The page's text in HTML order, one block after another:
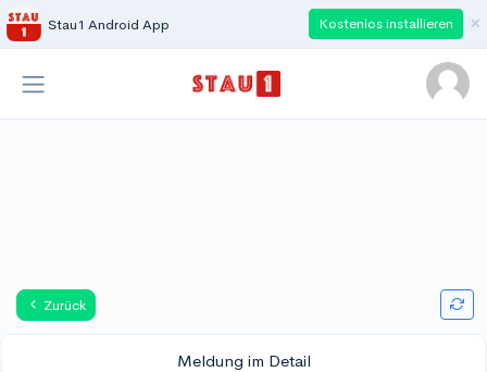
Stau1 Android App Kostenlos installieren ×
Zurück
Meldung im Detail